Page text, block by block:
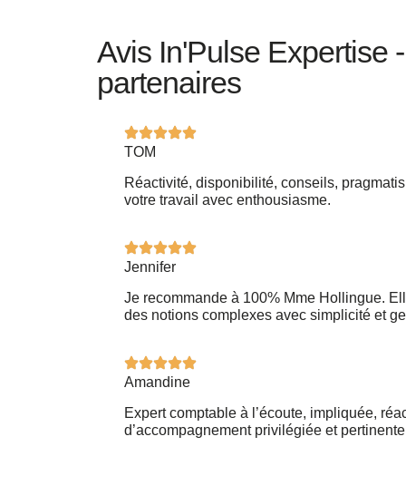
Avis In'Pulse Expertise
partenaires
TOM
Réactivité, disponibilité, conseils,
votre travail avec enthousiasme.
Jennifer
Je recommande à 100% Mme Hollingue.
des notions complexes avec simplicité et
Amandine
Expert comptable à l’écoute, impliquée,
d’accompagnement privilégiée et